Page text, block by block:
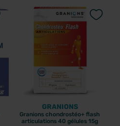
GRANIONS
Granions chondrostéo+ flash
articulations 40 gélules 15g